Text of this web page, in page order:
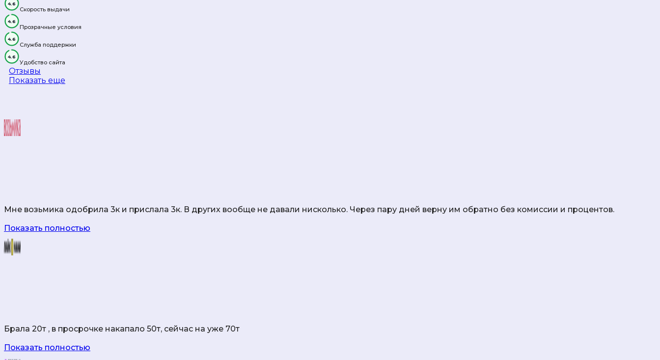
4.6
Скорость выдачи
4.6
Прозрачные условия
4.6
Служба поддержки
4.6
Удобство сайта
Отзывы
Показать еще
Мне возьмика одобрила 3к и прислала 3к. В других вообще не давали нисколько. Через пару дней верну им обратно без комиссии и процентов.
Показать полностью
Брала 20т , в просрочке накапало 50т, сейчас на уже 70т
Показать полностью